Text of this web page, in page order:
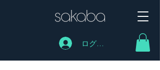
ログイン